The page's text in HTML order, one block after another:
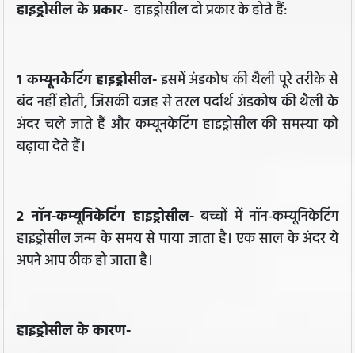
हाइड्रोसील के प्रकार- हाइड्रोसील दो प्रकार के होते हैं:
1 कम्यूनकेटिंग हाइड्रोसील-इसमें अंडकोष की थैली पूरे तरीके से
बंद नहीं होती, जिसकी वजह से तरल पर्दार्थ अंडकोष की थैली के
अंदर चले जाते हैं और कम्यूनकेटिंग हाइड्रोसील की समस्या को
बढ़ावा देते हैं।
2 नॉन-कम्यूनिकेटिंग हाइड्रोसील-बच्चों में नॉन-कम्यूनिकेटिंग
हाइड्रोसील जन्म के समय से पाया जाता है। एक साल के अंदर ये
अपने आप ठीक हो जाता है।
हाइड्रोसील के कारण-